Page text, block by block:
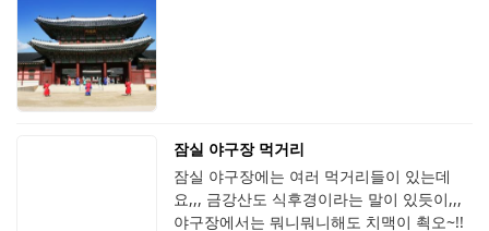
잠실 야구장 먹거리
잠실 야구장에는 여러 먹거리들이 있는데
요,,, 금강산도 식후경이라는 말이 있듯이,,,
야구장에서는 뭐니뭐니해도 치맥이 쵝오~!!